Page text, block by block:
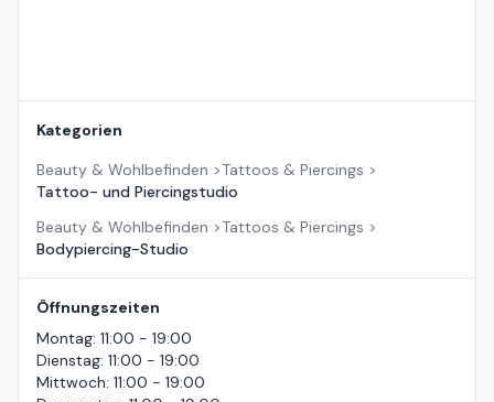
Kategorien
Beauty & Wohlbefinden >Tattoos & Piercings >
Tattoo- und Piercingstudio
Beauty & Wohlbefinden >Tattoos & Piercings >
Bodypiercing-Studio
Öffnungszeiten
Montag: 11:00 - 19:00
Dienstag: 11:00 - 19:00
Mittwoch: 11:00 - 19:00